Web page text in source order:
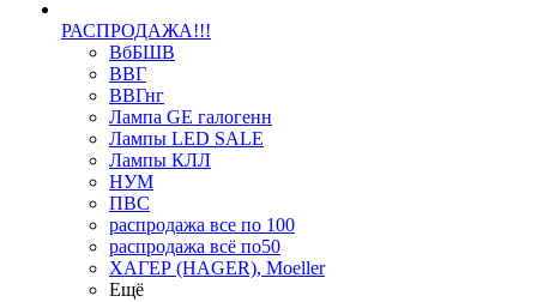
РАСПРОДАЖА!!!
ВбБШВ
ВВГ
ВВГнг
Лампа GE галогенн
Лампы LED SALE
Лампы КЛЛ
НУМ
ПВС
распродажа все по 100
распродажа всё по50
ХАГЕР (HAGER), Moeller
Ещё